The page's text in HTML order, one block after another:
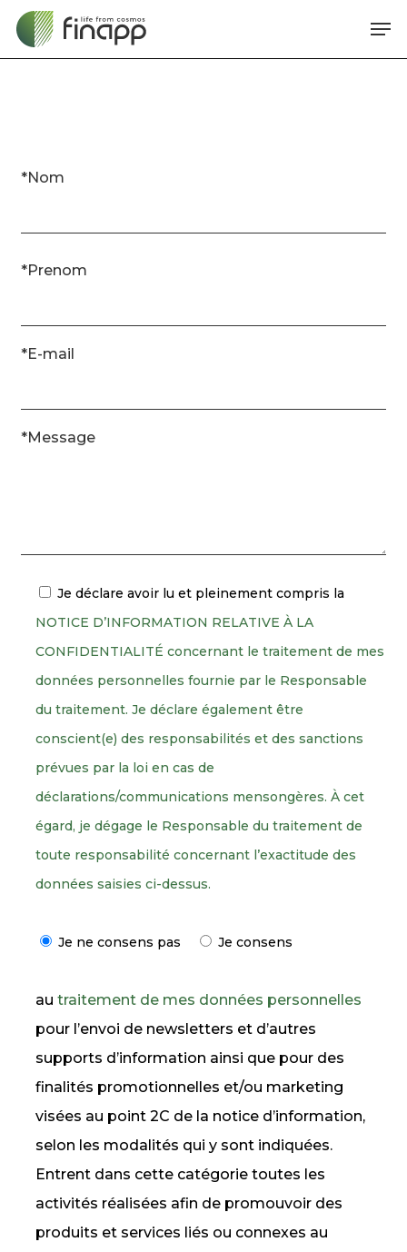
Skip
*Nom
*Prenom
*E-mail
*Message
Je déclare avoir lu et pleinement compris la
NOTICE D’INFORMATION RELATIVE À LA
CONFIDENTIALITÉ concernant le traitement de mes
données personnelles fournie par le Responsable
du traitement. Je déclare également être
conscient(e) des responsabilités et des sanctions
prévues par la loi en cas de
déclarations/communications mensongères. À cet
égard, je dégage le Responsable du traitement de
toute responsabilité concernant l’exactitude des
données saisies ci-dessus.
Je ne consens pas Je consens
autraitement de mes données personnelles
pour l’envoi de newsletters et d’autres
supports d’information ainsi que pour des
finalités promotionnelles et/ou marketing
visées au point 2C de la notice d’information,
selon les modalités qui y sont indiquées.
Entrent dans cette catégorie toutes les
activités réalisées afin de promouvoir des
produits et services liés ou connexes au